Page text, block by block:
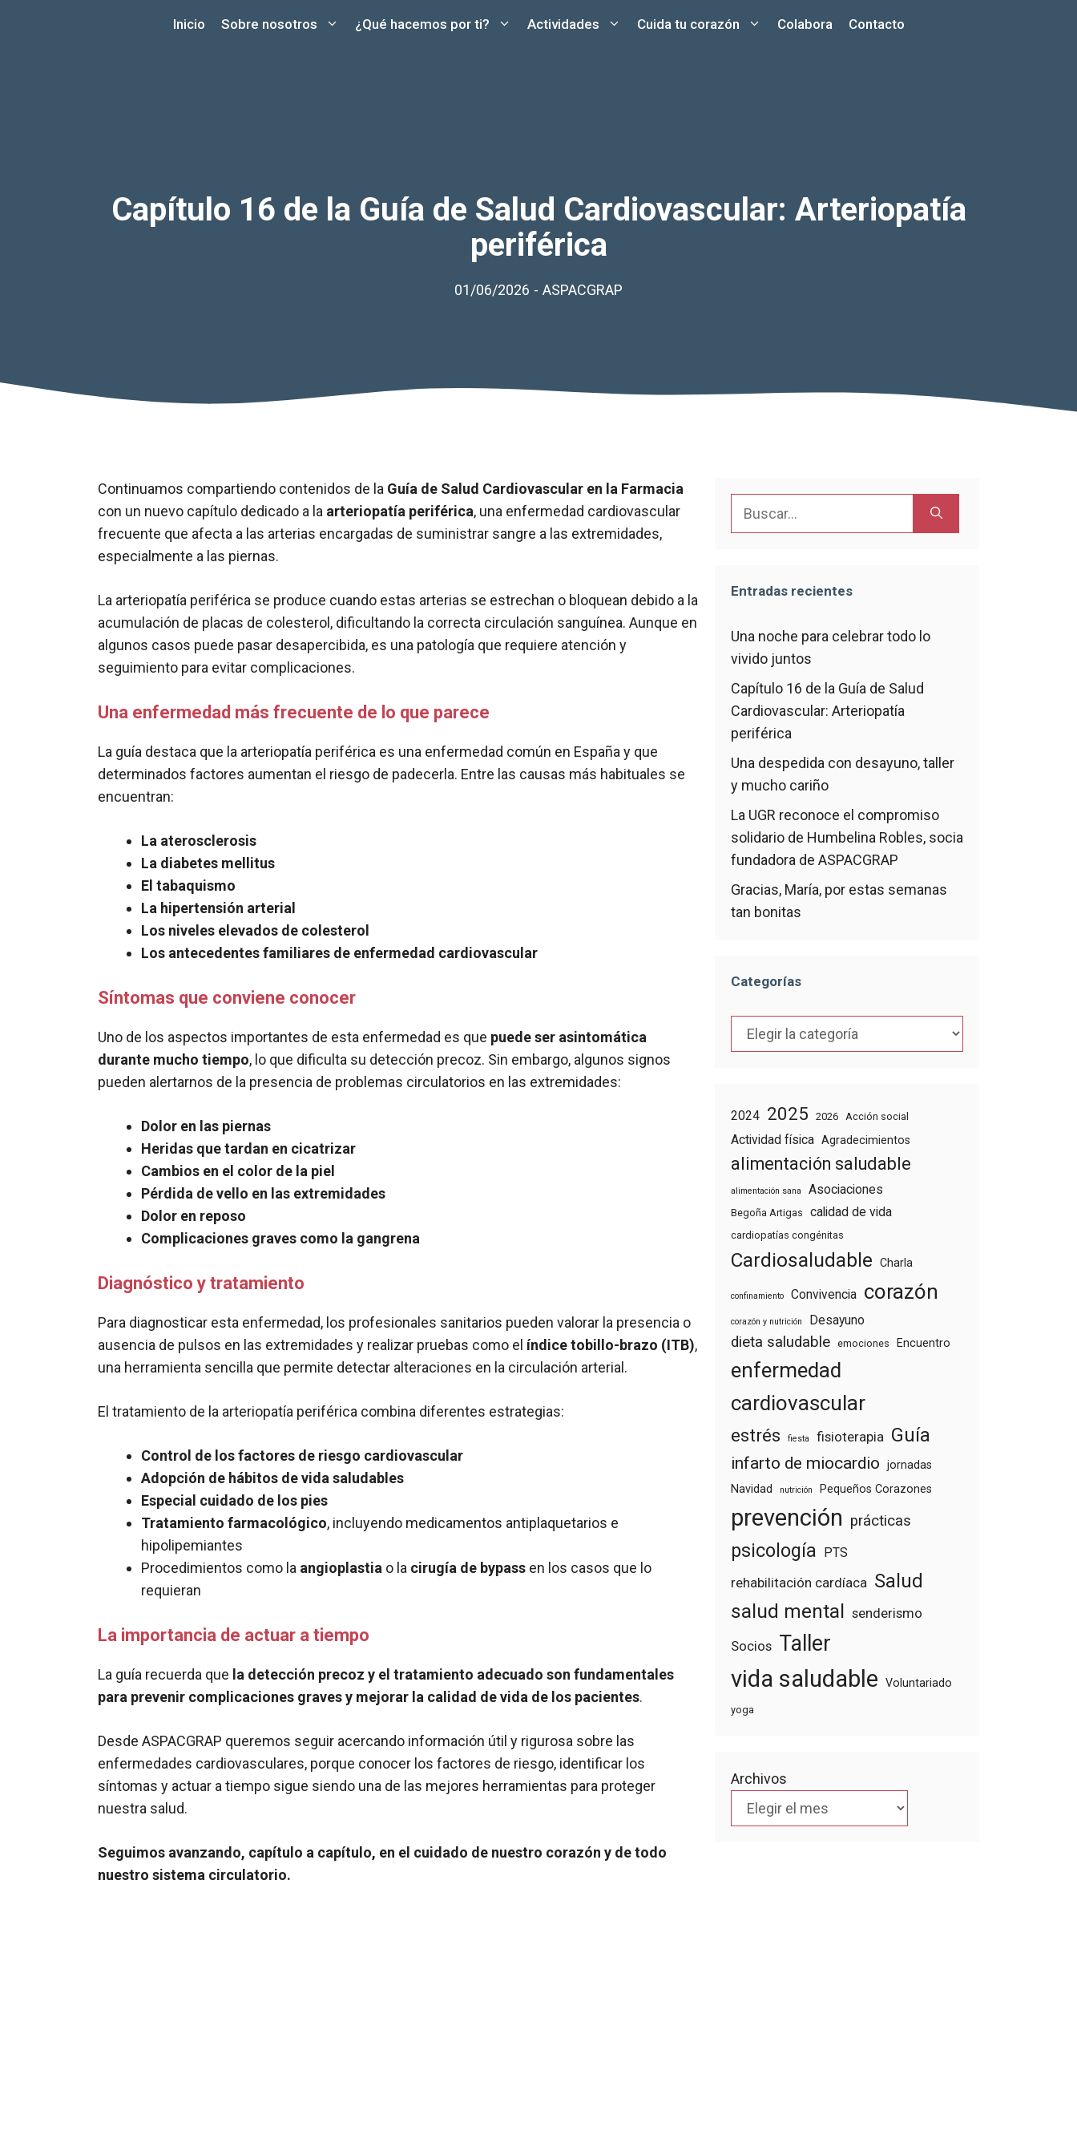
Inicio Sobre nosotros ¿Qué hacemos por ti? Actividades Cuida tu corazón Colabora Contacto
Capítulo 16 de la Guía de Salud Cardiovascular: Arteriopatía
periférica
01/06/2026 - ASPACGRAP
Continuamos compartiendo contenidos de la Guía de Salud Cardiovascular en la Farmacia
con un nuevo capítulo dedicado a la arteriopatía periférica, una enfermedad cardiovascular
frecuente que afecta a las arterias encargadas de suministrar sangre a las extremidades,
especialmente a las piernas.
La arteriopatía periférica se produce cuando estas arterias se estrechan o bloquean debido a la
acumulación de placas de colesterol, dificultando la correcta circulación sanguínea. Aunque en
algunos casos puede pasar desapercibida, es una patología que requiere atención y
seguimiento para evitar complicaciones.
Una enfermedad más frecuente de lo que parece
La guía destaca que la arteriopatía periférica es una enfermedad común en España y que
determinados factores aumentan el riesgo de padecerla. Entre las causas más habituales se
encuentran:
La aterosclerosis
La diabetes mellitus
El tabaquismo
La hipertensión arterial
Los niveles elevados de colesterol
Los antecedentes familiares de enfermedad cardiovascular
Síntomas que conviene conocer
Uno de los aspectos importantes de esta enfermedad es que puede ser asintomática
durante mucho tiempo, lo que dificulta su detección precoz. Sin embargo, algunos signos
pueden alertarnos de la presencia de problemas circulatorios en las extremidades:
Dolor en las piernas
Heridas que tardan en cicatrizar
Cambios en el color de la piel
Pérdida de vello en las extremidades
Dolor en reposo
Complicaciones graves como la gangrena
Diagnóstico y tratamiento
Para diagnosticar esta enfermedad, los profesionales sanitarios pueden valorar la presencia o
ausencia de pulsos en las extremidades y realizar pruebas como el índice tobillo-brazo (ITB),
una herramienta sencilla que permite detectar alteraciones en la circulación arterial.
El tratamiento de la arteriopatía periférica combina diferentes estrategias:
Control de los factores de riesgo cardiovascular
Adopción de hábitos de vida saludables
Especial cuidado de los pies
Tratamiento farmacológico, incluyendo medicamentos antiplaquetarios e
hipolipemiantes
Procedimientos como la angioplastia o la cirugía de bypass en los casos que lo
requieran
La importancia de actuar a tiempo
La guía recuerda que la detección precoz y el tratamiento adecuado son fundamentales
para prevenir complicaciones graves y mejorar la calidad de vida de los pacientes.
Desde ASPACGRAP queremos seguir acercando información útil y rigurosa sobre las
enfermedades cardiovasculares, porque conocer los factores de riesgo, identificar los
síntomas y actuar a tiempo sigue siendo una de las mejores herramientas para proteger
nuestra salud.
Seguimos avanzando, capítulo a capítulo, en el cuidado de nuestro corazón y de todo
nuestro sistema circulatorio.
Entradas recientes
Una noche para celebrar todo lo
vivido juntos
Capítulo 16 de la Guía de Salud
Cardiovascular: Arteriopatía
periférica
Una despedida con desayuno, taller
y mucho cariño
La UGR reconoce el compromiso
solidario de Humbelina Robles, socia
fundadora de ASPACGRAP
Gracias, María, por estas semanas
tan bonitas
Categorías
Categorías
2024 2025 2026 Acción social
Actividad física Agradecimientos
alimentación saludable
alimentación sana Asociaciones
Begoña Artigas calidad de vida
cardiopatías congénitas
Cardiosaludable Charla
confinamiento Convivencia corazón
corazón y nutrición Desayuno
dieta saludable emociones Encuentro
enfermedad
cardiovascular
estrés fiesta fisioterapia Guía
infarto de miocardio
jornadas
Navidad
nutrición Pequeños Corazones
prevención prácticas
psicología PTS
rehabilitación cardíaca Salud
salud mental senderismo
Socios Taller
vida saludable Voluntariado
yoga
Archivos